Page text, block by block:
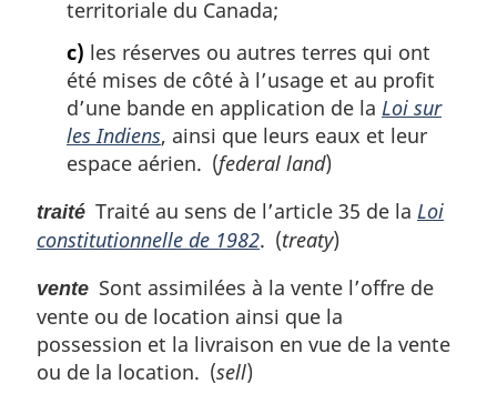
territoriale du Canada;
c) les réserves ou autres terres qui ont
été mises de côté à l’usage et au profit
d’une bande en application de la Loi sur
les Indiens, ainsi que leurs eaux et leur
espace aérien. (federal land)
traité Traité au sens de l’article 35 de la Loi
constitutionnelle de 1982. (treaty)
vente Sont assimilées à la vente l’offre de
vente ou de location ainsi que la
possession et la livraison en vue de la vente
ou de la location. (sell)